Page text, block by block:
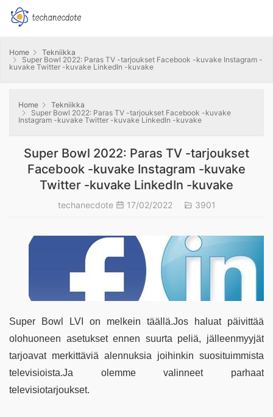
Home
Tekniikka
Super Bowl 2022: Paras TV -tarjoukset Facebook -kuvake Instagram -
kuvake Twitter -kuvake LinkedIn -kuvake
Home
Tekniikka
Super Bowl 2022: Paras TV -tarjoukset Facebook -kuvake
Instagram -kuvake Twitter -kuvake LinkedIn -kuvake
Super Bowl 2022: Paras TV -tarjoukset
Facebook -kuvake Instagram -kuvake
Twitter -kuvake LinkedIn -kuvake
techanecdote 17/02/2022 3901
Super Bowl LVI on melkein täällä.Jos haluat päivittää
olohuoneen asetukset ennen suurta peliä, jälleenmyyjät
tarjoavat merkittäviä alennuksia joihinkin suosituimmista
televisioista.Ja olemme valinneet parhaat
televisiotarjoukset.